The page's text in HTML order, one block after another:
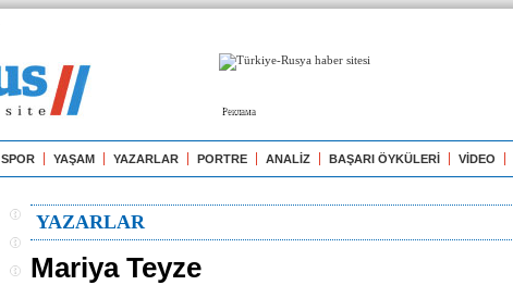
Реклама
SPOR YAŞAM YAZARLAR PORTRE ANALİZ BAŞARI ÖYKÜLERİ VİDEO
YAZARLAR
Mariya Teyze